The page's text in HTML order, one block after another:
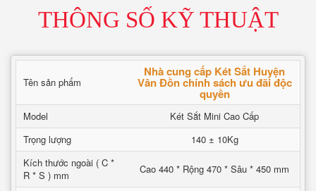
THÔNG SỐ KỸ THUẬT
Tên sản phẩm
Nhà cung cấp Két Sắt Huyện
Vân Đồn chính sách ưu đãi độc
quyền
Model
Két Sắt Mini Cao Cấp
Trọng lượng
140 ± 10Kg
Kích thước ngoài ( C *
R * S ) mm
Cao 440 * Rộng 470 * Sâu * 450 mm